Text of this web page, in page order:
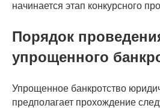
начинается этап конкурсного
Порядок
упрощенного
Упрощенное банкротство
предполагает прохождение